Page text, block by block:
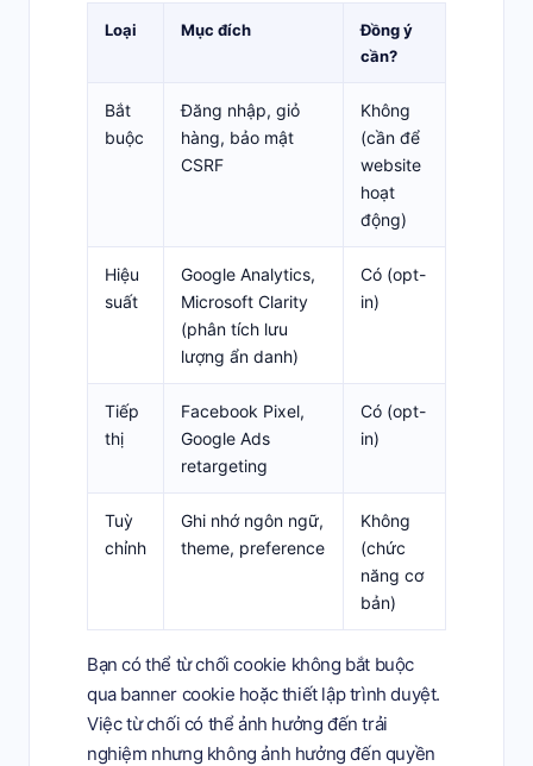
Loại Mục đích
Đồng ý
cần?
Bắt
buộc
Đăng nhập, giỏ
hàng, bảo mật
CSRF
Không
(cần để
website
hoạt
động)
Hiệu
suất
Google Analytics,
Microsoft Clarity
(phân tích lưu
lượng ẩn danh)
Có (opt-
in)
Tiếp
thị
Facebook Pixel,
Google Ads
retargeting
Có (opt-
in)
Tuỳ
chỉnh
Ghi nhớ ngôn ngữ,
theme, preference
Không
(chức
năng cơ
bản)
Bạn có thể từ chối cookie không bắt buộc
qua banner cookie hoặc thiết lập trình duyệt.
Việc từ chối có thể ảnh hưởng đến trải
nghiệm nhưng không ảnh hưởng đến quyền